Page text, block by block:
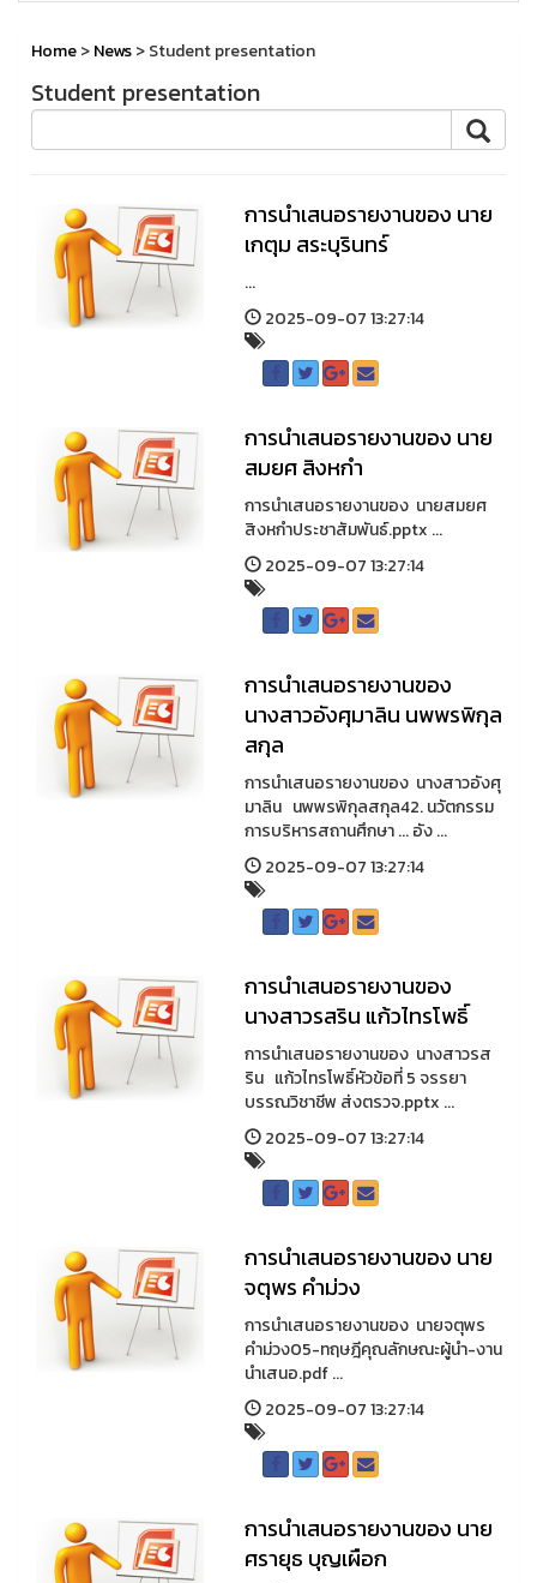
Home>News> Student presentation
Student presentation
การนำเสนอรายงานของ นาย
เกตุม สระบุรินทร์
...
2025-09-07 13:27:14
การนำเสนอรายงานของ นาย
สมยศ สิงหกำ
การนำเสนอรายงานของ นายสมยศ
สิงหกำประชาสัมพันธ์.pptx ...
2025-09-07 13:27:14
การนำเสนอรายงานของ
นางสาวอังศุมาลิน นพพรพิกุล
สกุล
การนำเสนอรายงานของ นางสาวอังศุ
มาลิน นพพรพิกุลสกุล42. นวัตกรรม
การบริหารสถานศึกษา ... อัง ...
2025-09-07 13:27:14
การนำเสนอรายงานของ
นางสาวรสริน แก้วไทรโพธิ์
การนำเสนอรายงานของ นางสาวรส
ริน แก้วไทรโพธิ์หัวข้อที่ 5 จรรยา
บรรณวิชาชีพ ส่งตรวจ.pptx ...
2025-09-07 13:27:14
การนำเสนอรายงานของ นาย
จตุพร คำม่วง
การนำเสนอรายงานของ นายจตุพร
คำม่วง05-ทฤษฎีคุณลักษณะผู้นำ-งาน
นำเสนอ.pdf ...
2025-09-07 13:27:14
การนำเสนอรายงานของ นาย
ศรายุธ บุญเผือก